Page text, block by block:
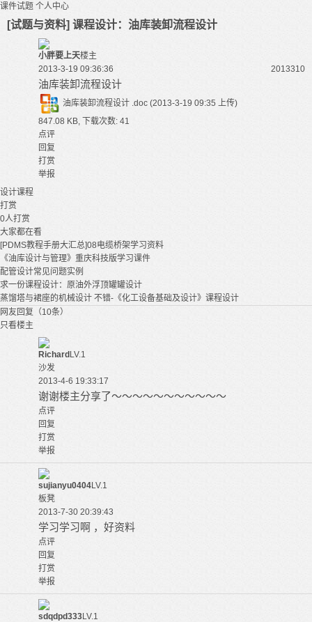
课件试题 个人中心
[试题与资料] 课程设计：油库装卸流程设计
小胖要上天楼主
2013-3-19 09:36:36
2013310
油库装卸流程设计
油库装卸流程设计 .doc (2013-3-19 09:35 上传)
847.08 KB, 下载次数: 41
点评
回复
打赏
举报
设计课程
打赏
0人打赏
大家都在看
[PDMS教程手册大汇总]08电缆桥架学习资料
《油库设计与管理》重庆科技版学习课件
配管设计常见问题实例
求一份课程设计：原油外浮顶罐罐设计
蒸馏塔与裙座的机械设计 不错-《化工设备基础及设计》课程设计
网友回复（10条）
只看楼主
Richard LV.1
沙发
2013-4-6 19:33:17
谢谢楼主分享了～～～～～～～～～～～
点评
回复
打赏
举报
sujianyu0404LV.1
板凳
2013-7-30 20:39:43
学习学习啊 ，好资料
点评
回复
打赏
举报
sdqdpd333LV.1